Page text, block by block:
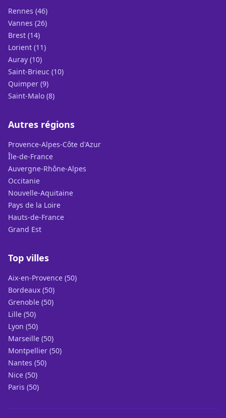
Rennes (46)
Vannes (26)
Brest (14)
Lorient (11)
Auray (10)
Saint-Brieuc (10)
Quimper (9)
Saint-Malo (8)
Autres régions
Provence-Alpes-Côte d'Azur
Île-de-France
Auvergne-Rhône-Alpes
Occitanie
Nouvelle-Aquitaine
Pays de la Loire
Hauts-de-France
Grand Est
Top villes
Aix-en-Provence (50)
Bordeaux (50)
Grenoble (50)
Lille (50)
Lyon (50)
Marseille (50)
Montpellier (50)
Nantes (50)
Nice (50)
Paris (50)